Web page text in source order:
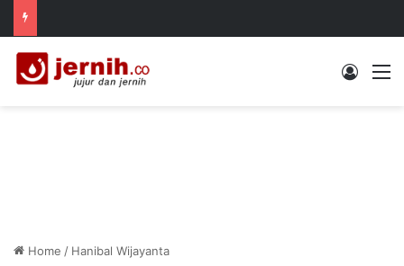
Log In
Home / Hanibal Wijayanta